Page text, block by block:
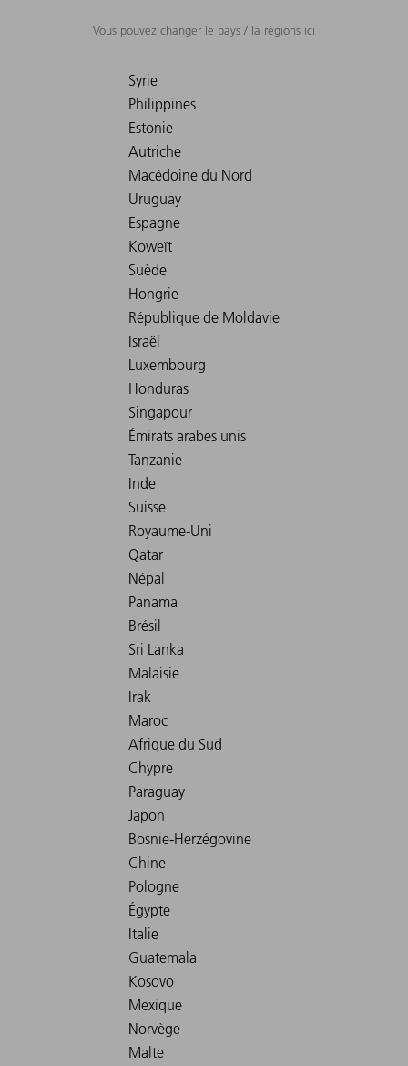
Vous pouvez changer le pays / la régions ici